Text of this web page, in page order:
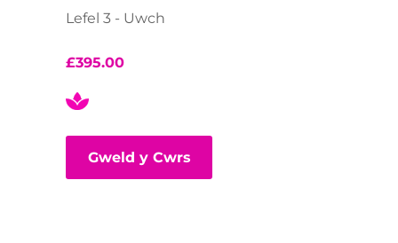
Lefel 3 - Uwch
£395.00
Gweld y Cwrs